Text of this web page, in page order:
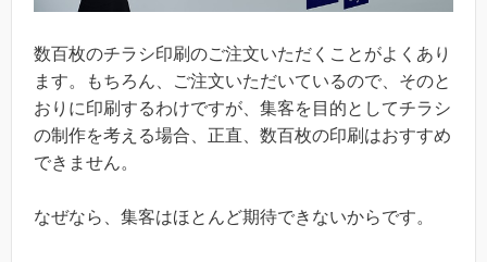
数百枚のチラシ印刷のご注文いただくことがよくあり
ます。もちろん、ご注文いただいているので、そのと
おりに印刷するわけですが、集客を目的としてチラシ
の制作を考える場合、正直、数百枚の印刷はおすすめ
できません。
なぜなら、集客はほとんど期待できないからです。